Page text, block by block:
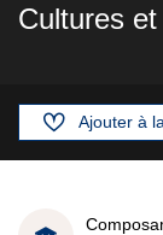
Cultures
Ajouter à